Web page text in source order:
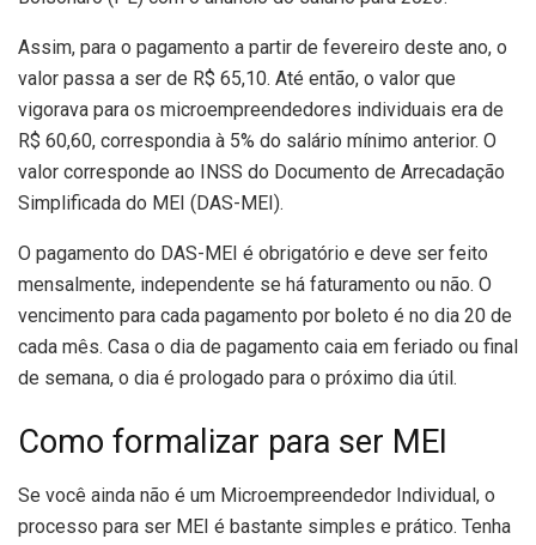
Assim, para o pagamento a partir de fevereiro deste ano, o
valor passa a ser de R$ 65,10. Até então, o valor que
vigorava para os microempreendedores individuais era de
R$ 60,60, correspondia à 5% do salário mínimo anterior. O
valor corresponde ao INSS do Documento de Arrecadação
Simplificada do MEI (DAS-MEI).
O pagamento do DAS-MEI é obrigatório e deve ser feito
mensalmente, independente se há faturamento ou não. O
vencimento para cada pagamento por boleto é no dia 20 de
cada mês. Casa o dia de pagamento caia em feriado ou final
de semana, o dia é prologado para o próximo dia útil.
Como formalizar para ser MEI
Se você ainda não é um Microempreendedor Individual, o
processo para ser MEI é bastante simples e prático. Tenha